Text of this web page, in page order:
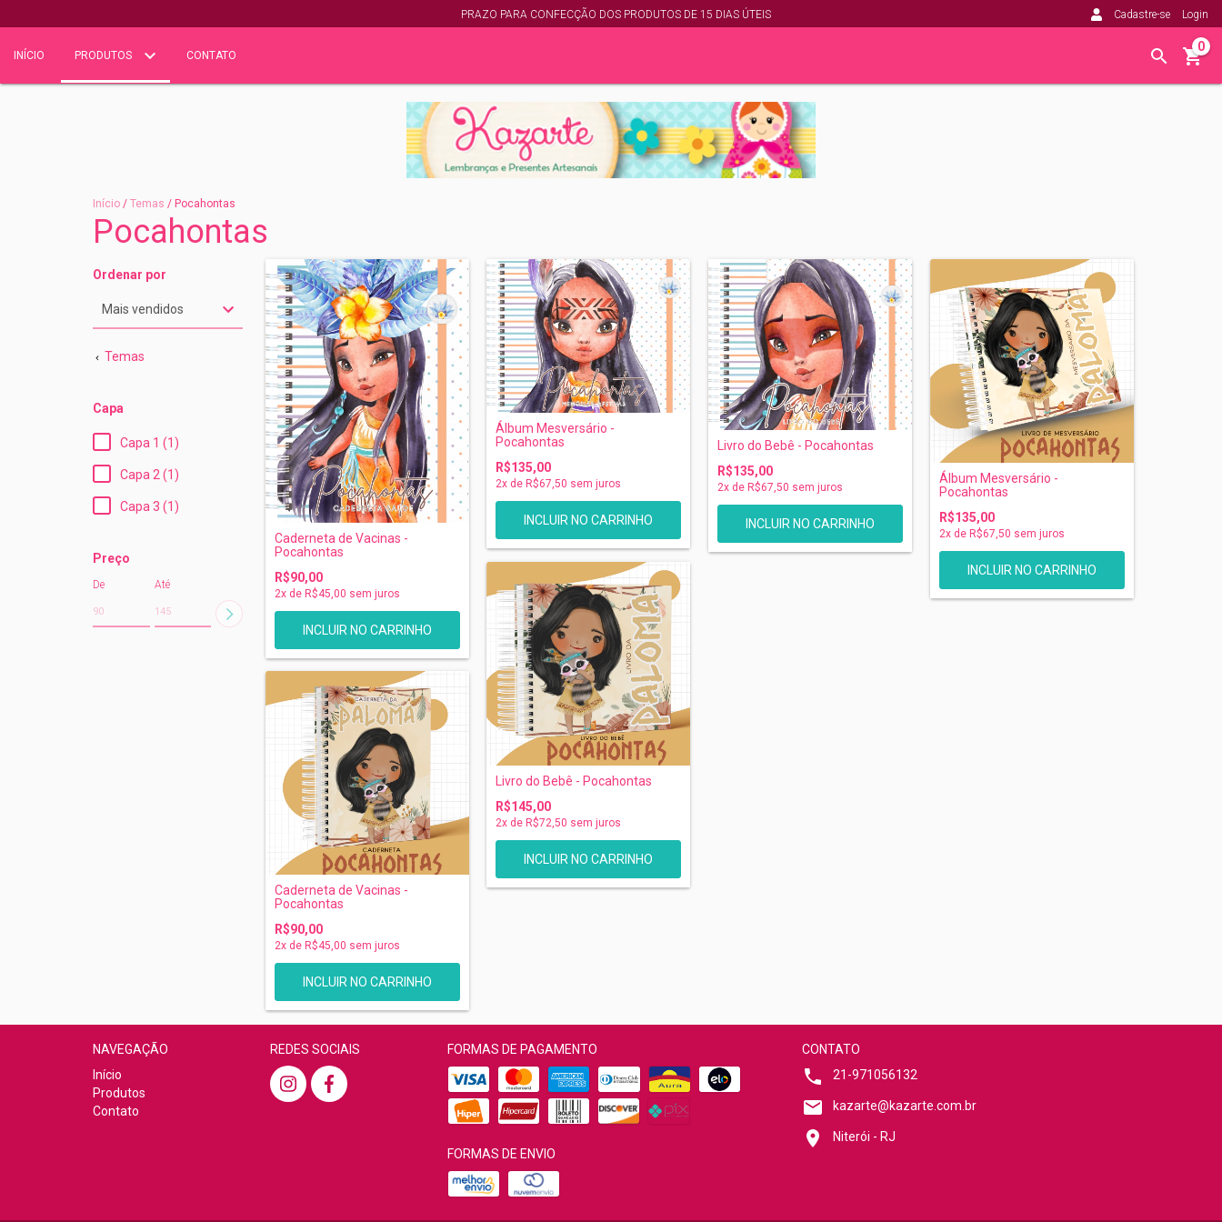
PRAZO PARA CONFECÇÃO DOS PRODUTOS DE 15 DIAS ÚTEIS Cadastre-se Login
INÍCIO PRODUTOS CONTATO
0
Início / Temas / Pocahontas
Pocahontas
Ordenar por
Temas
Capa
Capa 1 (1)
Capa 2 (1)
Capa 3 (1)
Preço
De Até
Caderneta de Vacinas -
Pocahontas
R$90,00
2x de R$45,00 sem juros
INCLUIR NO CARRINHO
Álbum Mesversário -
Pocahontas
R$135,00
2x de R$67,50 sem juros
Livro do Bebê - Pocahontas
R$135,00
2x de R$67,50 sem juros
Álbum Mesversário -
Pocahontas
R$135,00
2x de R$67,50 sem juros
Caderneta de Vacinas -
Pocahontas
R$90,00
2x de R$45,00 sem juros
Livro do Bebê - Pocahontas
R$145,00
2x de R$72,50 sem juros
NAVEGAÇÃO
Início
Produtos
Contato
REDES SOCIAIS FORMAS DE PAGAMENTO
FORMAS DE ENVIO
CONTATO
21-971056132
kazarte@kazarte.com.br
Niterói - RJ